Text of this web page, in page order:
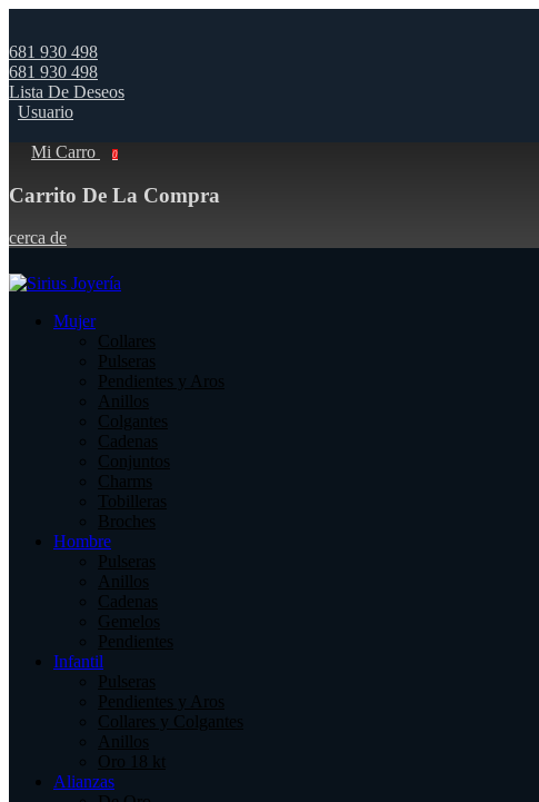
681 930 498
681 930 498
Lista De Deseos
Usuario
Mi Carro 0
Carrito De La Compra
cerca de
Mujer
Collares
Pulseras
Pendientes y Aros
Anillos
Colgantes
Cadenas
Conjuntos
Charms
Tobilleras
Broches
Hombre
Pulseras
Anillos
Cadenas
Gemelos
Pendientes
Infantil
Pulseras
Pendientes y Aros
Collares y Colgantes
Anillos
Oro 18 kt
Alianzas